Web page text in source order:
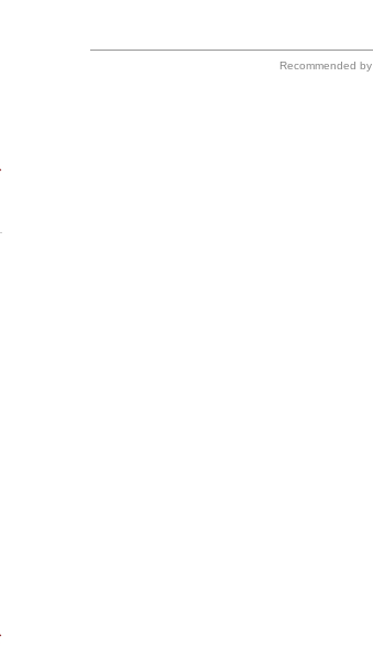
Recommended by